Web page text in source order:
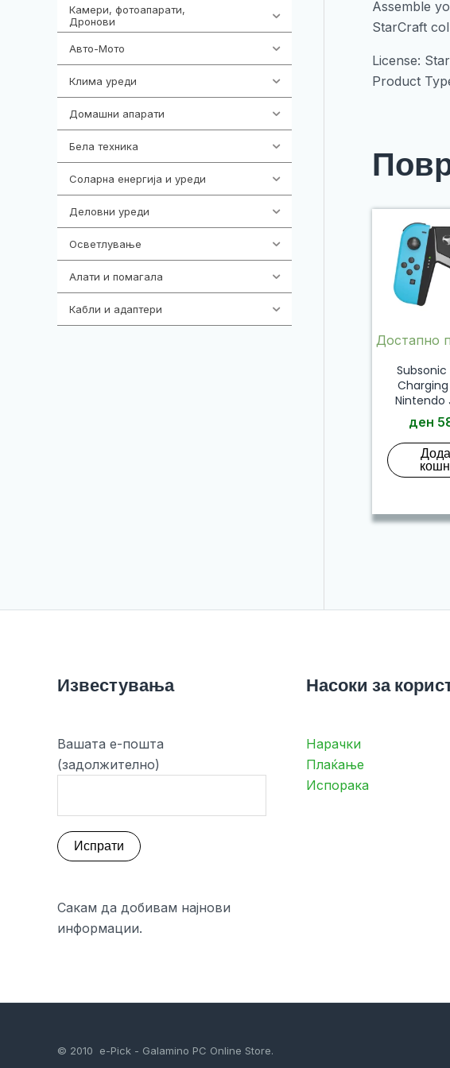
Камери, фотоапарати,
Дронови
Авто-Мото
Клима уреди
Домашни апарати
Бела техника
Соларна енергија и уреди
Деловни уреди
Осветлување
Алати и помагала
Кабли и адаптери
Assemble
StarCraft
License:
Product
Достапно
Nintendo
ден
Известувања
Вашата е-пошта
(задолжително)
Сакам да добивам најнови
информации.
Насоки за
Нарачки
Плаќање
Испорака
© 2010 e-Pick - Galamino PC Online Store.